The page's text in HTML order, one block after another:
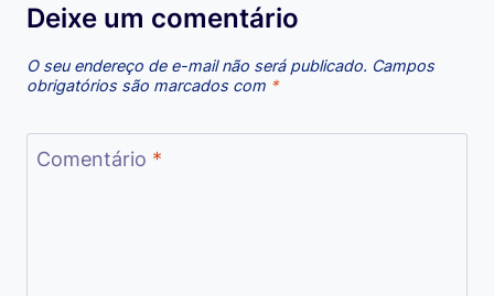
Deixe um comentário
O seu endereço de e-mail não será publicado. Campos
obrigatórios são marcados com *
Comentário *